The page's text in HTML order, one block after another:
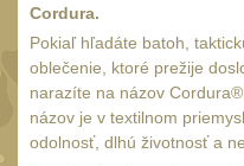
.22 10
.223 (5.56mm) 9
.243 .260 (6.5mm)7
.270 .280 (7mm) 8
Cordura.
Pokiaľ hľadáte batoh,
oblečenie, ktoré prežije
narazíte na názov
názov je v textilnom
odolnosť, dlhú životnosť a